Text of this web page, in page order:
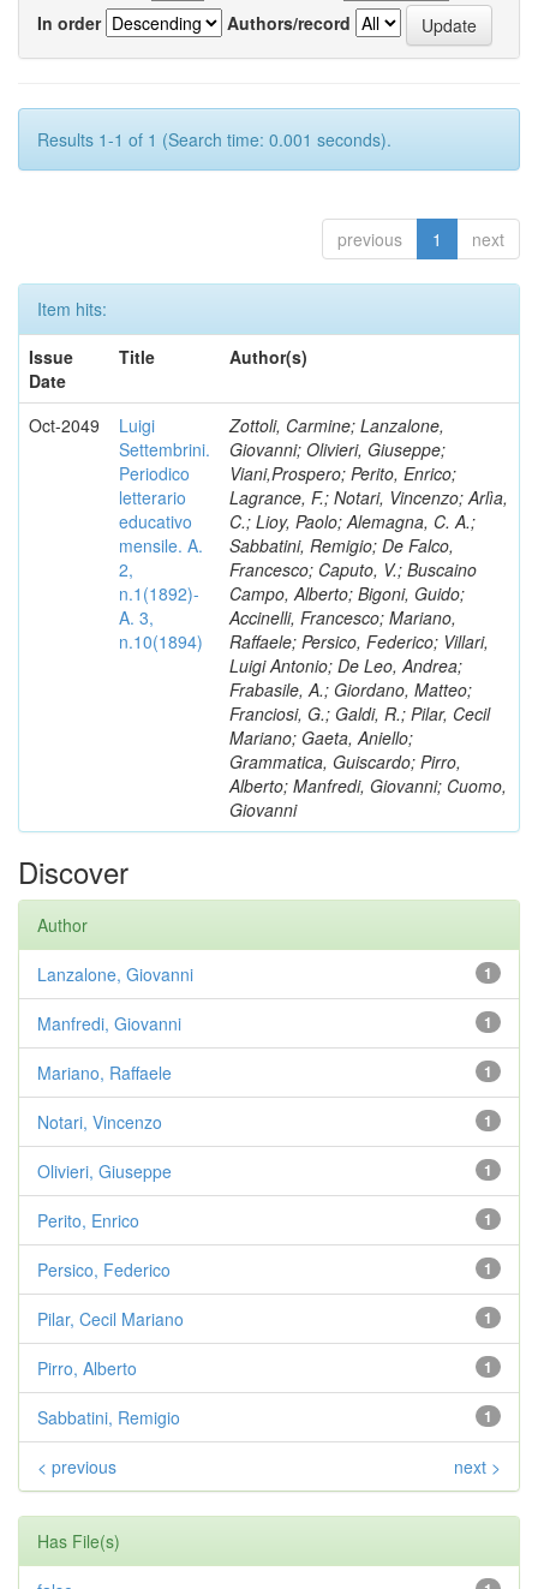
In order
Authors/record
Results 1-1 of 1 (Search time: 0.001 seconds).
previous 1 next
Item hits:
Issue
Date
Title Author(s)
Oct-2049
Luigi
Settembrini.
Periodico
letterario
educativo
mensile. A.
2,
n.1(1892)-
A. 3,
n.10(1894)
Zottoli, Carmine; Lanzalone,
Giovanni; Olivieri, Giuseppe;
Viani,Prospero; Perito, Enrico;
Lagrance, F.; Notari, Vincenzo; Arlìa,
C.; Lioy, Paolo; Alemagna, C. A.;
Sabbatini, Remigio; De Falco,
Francesco; Caputo, V.; Buscaino
Campo, Alberto; Bigoni, Guido;
Accinelli, Francesco; Mariano,
Raffaele; Persico, Federico; Villari,
Luigi Antonio; De Leo, Andrea;
Frabasile, A.; Giordano, Matteo;
Franciosi, G.; Galdi, R.; Pilar, Cecil
Mariano; Gaeta, Aniello;
Grammatica, Guiscardo; Pirro,
Alberto; Manfredi, Giovanni; Cuomo,
Giovanni
Discover
Author
1
Lanzalone, Giovanni
1
Manfredi, Giovanni
1
Mariano, Raffaele
1
Notari, Vincenzo
1
Olivieri, Giuseppe
1
Perito, Enrico
1
Persico, Federico
1
Pilar, Cecil Mariano
1
Pirro, Alberto
1
Sabbatini, Remigio
< previous next >
Has File(s)